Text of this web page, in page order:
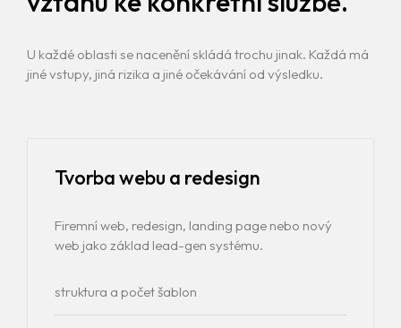
U každé oblasti se nacenění skládá trochu jinak. Každá má
jiné vstupy, jiná rizika a jiné očekávání od výsledku.
Tvorba webu a redesign
Firemní web, redesign, landing page nebo nový
web jako základ lead-gen systému.
struktura a počet šablon